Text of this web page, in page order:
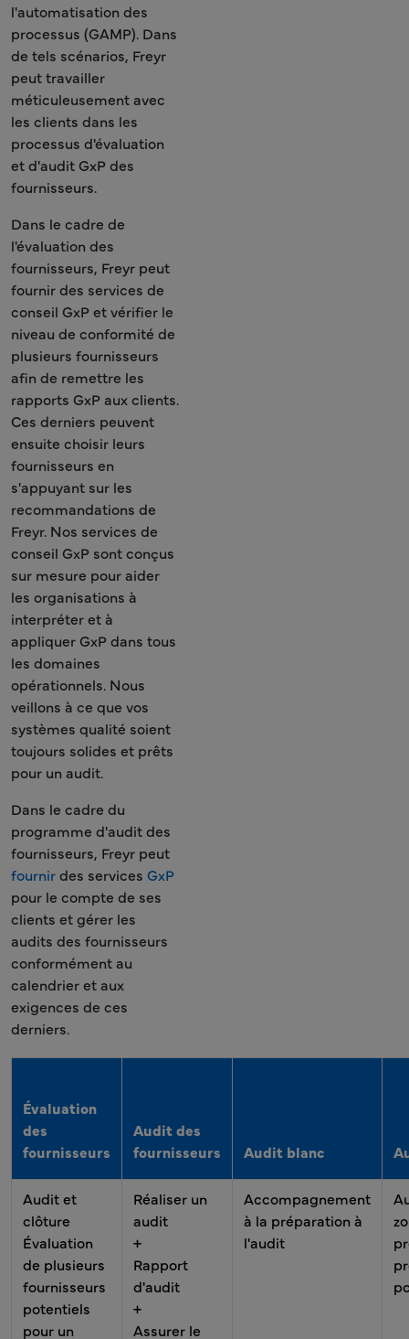
l'automatisation des
processus (GAMP). Dans
de tels scénarios, Freyr
peut travailler
méticuleusement avec
les clients dans les
processus d'évaluation
et d'audit GxP des
fournisseurs.
Dans le cadre de
l'évaluation des
fournisseurs, Freyr peut
fournir des services de
conseil GxP et vérifier le
niveau de conformité de
plusieurs fournisseurs
afin de remettre les
rapports GxP aux clients.
Ces derniers peuvent
ensuite choisir leurs
fournisseurs en
s'appuyant sur les
recommandations de
Freyr. Nos services de
conseil GxP sont conçus
sur mesure pour aider
les organisations à
interpréter et à
appliquer GxP dans tous
les domaines
opérationnels. Nous
veillons à ce que vos
systèmes qualité soient
toujours solides et prêts
pour un audit.
Dans le cadre du
programme d'audit des
fournisseurs, Freyr peut
fournirdes services GxP
pour le compte de ses
clients et gérer les
audits des fournisseurs
conformément au
calendrier et aux
exigences de ces
derniers.
Évaluation
des
fournisseurs
Audit des
fournisseurs
Audit blanc
Audit et
clôture
Évaluation
de plusieurs
fournisseurs
potentiels
pour un
Réaliser un
audit
+
Rapport
d'audit
+
Assurer le
Accompagnement
à la préparation à
l'audit